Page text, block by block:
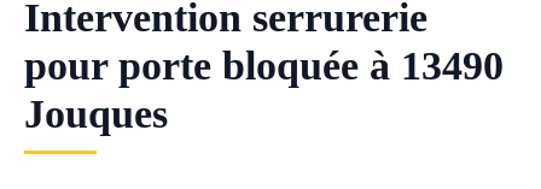
Intervention serrurerie
pour porte bloquée à 13490
Jouques